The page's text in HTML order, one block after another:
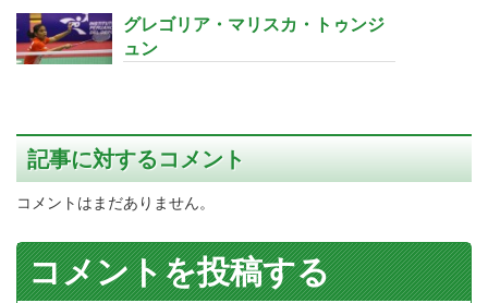
グレゴリア・マリスカ・トゥンジ
ュン
記事に対するコメント
コメントはまだありません。
コメントを投稿する